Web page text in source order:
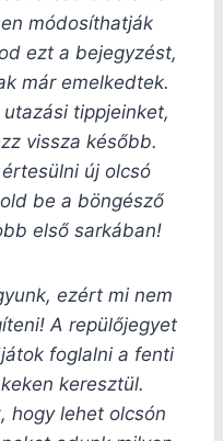
módosíthatják
ezt a bejegyzést,
már emelkedtek.
tippjeinket,
vissza később.
új olcsó
be a böngésző
első sarkában!
ezért mi nem
A repülőjegyet
foglalni a fenti
keresztül.
hogy lehet olcsón